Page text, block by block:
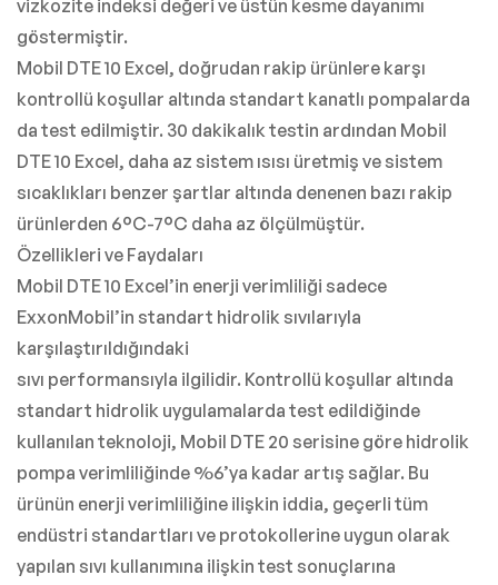
vizkozite indeksi değeri ve üstün kesme dayanımı
göstermiştir.
Mobil DTE 10 Excel, doğrudan rakip ürünlere karşı
kontrollü koşullar altında standart kanatlı pompalarda
da test edilmiştir. 30 dakikalık testin ardından Mobil
DTE 10 Excel, daha az sistem ısısı üretmiş ve sistem
sıcaklıkları benzer şartlar altında denenen bazı rakip
ürünlerden 6°C-7°C daha az ölçülmüştür.
Özellikleri ve Faydaları
Mobil DTE 10 Excel’in enerji verimliliği sadece
ExxonMobil’in standart hidrolik sıvılarıyla
karşılaştırıldığındaki
sıvı performansıyla ilgilidir. Kontrollü koşullar altında
standart hidrolik uygulamalarda test edildiğinde
kullanılan teknoloji, Mobil DTE 20 serisine göre hidrolik
pompa verimliliğinde %6’ya kadar artış sağlar. Bu
ürünün enerji verimliliğine ilişkin iddia, geçerli tüm
endüstri standartları ve protokollerine uygun olarak
yapılan sıvı kullanımına ilişkin test sonuçlarına